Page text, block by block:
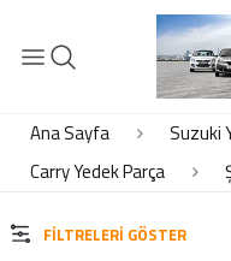
KATEGORİLER
Kaporta
Motor Piston Krank
Süspansiyon Ön Arka
Ana Sayfa
Suzuki
Carry Yedek Parça
FILTRELERI GÖSTER